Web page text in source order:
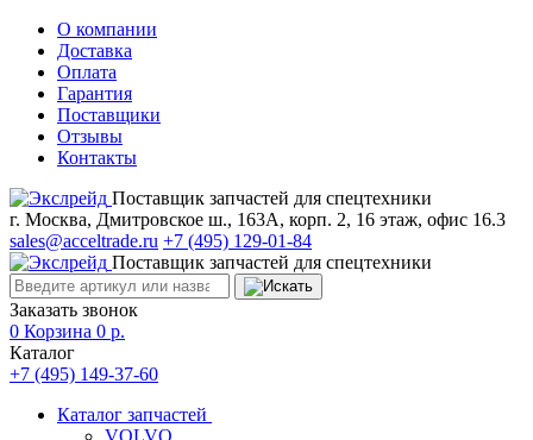
О компании
Доставка
Оплата
Гарантия
Поставщики
Отзывы
Контакты
Поставщик запчастей для спецтехники
г. Москва, Дмитровское ш., 163А, корп. 2, 16 этаж, офис 16.3
sales@acceltrade.ru +7 (495) 129-01-84
Поставщик запчастей для спецтехники
Заказать звонок
0 Корзина 0 р.
Каталог
+7 (495) 149-37-60
Каталог запчастей
VOLVO